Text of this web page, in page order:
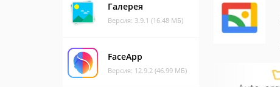
Галерея
Версия: 3.9.1 (16.48 МБ)
FaceApp
Версия: 12.9.2 (46.99 МБ)